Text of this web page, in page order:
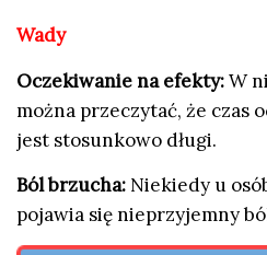
Wady
Oczekiwanie na efekty:W
można przeczytać, że czas
jest stosunkowo długi.
Ból brzucha: Niekiedy u
pojawia się nieprzyjemny